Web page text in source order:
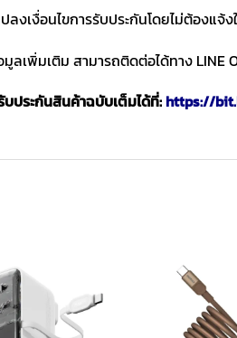
งเงื่อนไขการรับประกันโดยไม่ต้องแจ้
เพิ่มเติม สามารถติดต่อได้ทาง LINE
บประกันสินค้าฉบับเต็มได้ที่:https://